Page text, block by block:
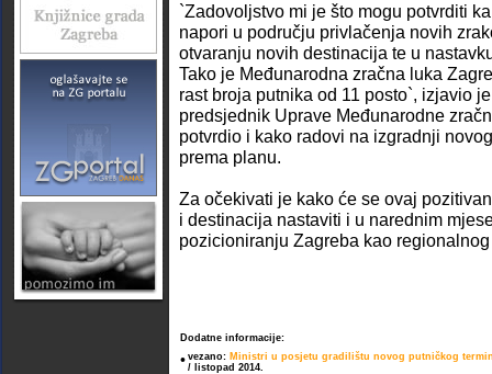
`Zadovoljstvo mi je što mogu potvrditi
napori u području privlačenja novih
otvaranju novih destinacija te u
Tako je Međunarodna zračna luka
rast broja putnika od 11 posto`, izjavio
predsjednik Uprave Međunarodne
potvrdio i kako radovi na izgradnji
prema planu.
Za očekivati je kako će se ovaj
i destinacija nastaviti i u narednim
pozicioniranju Zagreba kao
Dodatne informacije:
• vezano: Ministri u posjetu gradilištu novog putničkog
/ listopad 2014.